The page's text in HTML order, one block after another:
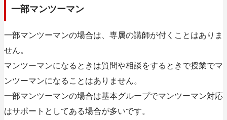
一部マンツーマン
一部マンツーマンの場合は、専属の講師が付くことはありま
せん。
マンツーマンになるときは質問や相談をするときで授業でマ
ンツーマンになることはありません。
一部マンツーマンの場合は基本グループでマンツーマン対応
はサポートとしてある場合が多いです。